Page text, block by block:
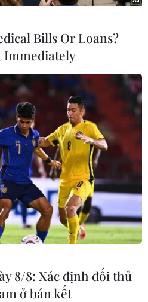
nước Hồi giáo
Bills Or Loans?
Immediately
8/8: Xác định đối thủ
ở bán kết